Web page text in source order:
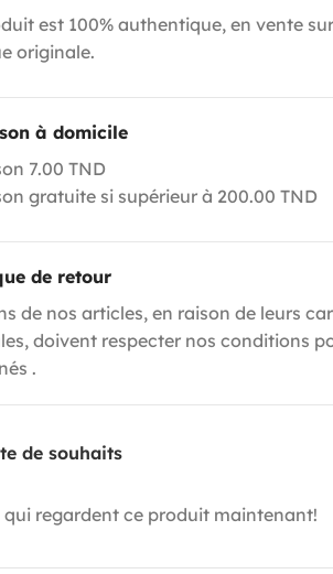
est 100% authentique, en vente
originale.
à domicile
7.00 TND
gratuite si supérieur à 200.00 TND
de retour
de nos articles, en raison de leurs
doivent respecter nos conditions
.
de souhaits
qui regardent ce produit maintenant!